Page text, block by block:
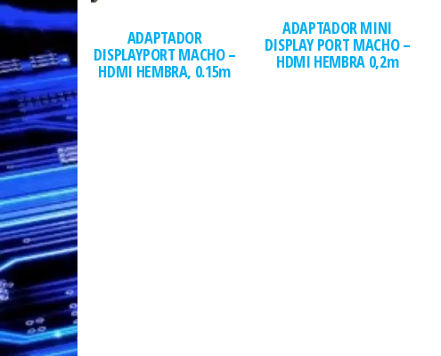
ADAPTADOR
DISPLAYPORT MACHO –
HDMI HEMBRA, 0.15m
ADAPTADOR MINI
DISPLAY PORT MACHO –
HDMI HEMBRA 0,2m